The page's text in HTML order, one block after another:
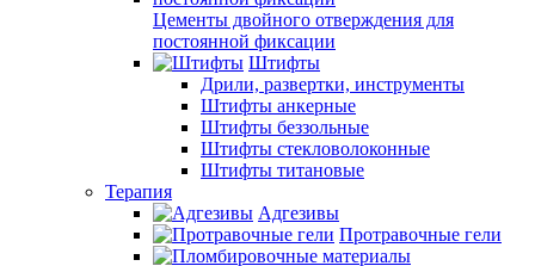
Цементы двойного отверждения для
постоянной фиксации
Штифты
Дрили, развертки, инструменты
Штифты анкерные
Штифты беззольные
Штифты стекловолоконные
Штифты титановые
Терапия
Адгезивы
Протравочные гели